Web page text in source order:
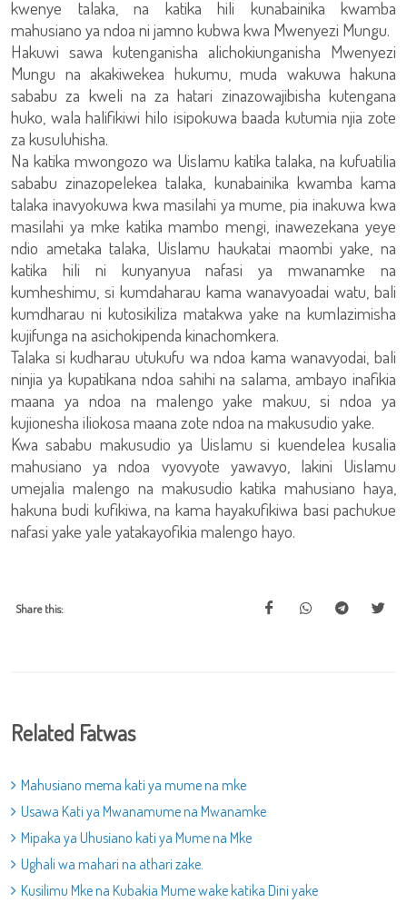
kwenye talaka, na katika hili kunabainika kwamba
mahusiano ya ndoa ni jamno kubwa kwa Mwenyezi Mungu.
Hakuwi sawa kutenganisha alichokiunganisha Mwenyezi
Mungu na akakiwekea hukumu, muda wakuwa hakuna
sababu za kweli na za hatari zinazowajibisha kutengana
huko, wala halifikiwi hilo isipokuwa baada kutumia njia zote
za kusuluhisha.
Na katika mwongozo wa Uislamu katika talaka, na kufuatilia
sababu zinazopelekea talaka, kunabainika kwamba kama
talaka inavyokuwa kwa masilahi ya mume, pia inakuwa kwa
masilahi ya mke katika mambo mengi, inawezekana yeye
ndio ametaka talaka, Uislamu haukatai maombi yake, na
katika hili ni kunyanyua nafasi ya mwanamke na
kumheshimu, si kumdaharau kama wanavyoadai watu, bali
kumdharau ni kutosikiliza matakwa yake na kumlazimisha
kujifunga na asichokipenda kinachomkera.
Talaka si kudharau utukufu wa ndoa kama wanavyodai, bali
ninjia ya kupatikana ndoa sahihi na salama, ambayo inafikia
maana ya ndoa na malengo yake makuu, si ndoa ya
kujionesha iliokosa maana zote ndoa na makusudio yake.
Kwa sababu makusudio ya Uislamu si kuendelea kusalia
mahusiano ya ndoa vyovyote yawavyo, lakini Uislamu
umejalia malengo na makusudio katika mahusiano haya,
hakuna budi kufikiwa, na kama hayakufikiwa basi pachukue
nafasi yake yale yatakayofikia malengo hayo.
Share this:
Related Fatwas
Mahusiano mema kati ya mume na mke
Usawa Kati ya Mwanamume na Mwanamke
Mipaka ya Uhusiano kati ya Mume na Mke
Ughali wa mahari na athari zake.
Kusilimu Mke na Kubakia Mume wake katika Dini yake